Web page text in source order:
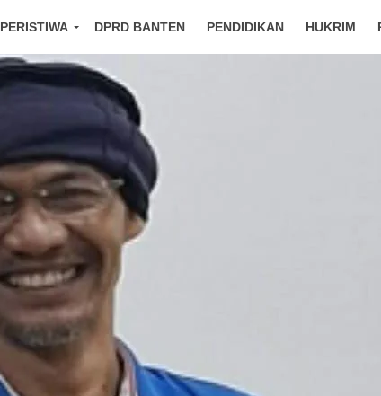
PERISTIWA DPRD BANTEN PENDIDIKAN HUKRIM